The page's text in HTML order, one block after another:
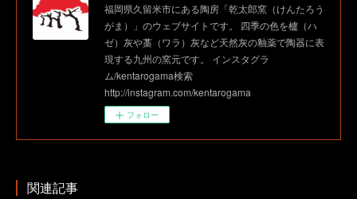
福岡県久留米市にある陶房「乾太郎窯（けんたろう
がま）」のウェブサイトです。 四季の色を櫨（ハ
ゼ）灰や藁（ワラ）灰など天然灰の釉薬で陶器に表
現する九州の窯元です。 インスタグラ
ム/kentarogama検索
http://instagram.com/kentarogama
フォロー
関連記事